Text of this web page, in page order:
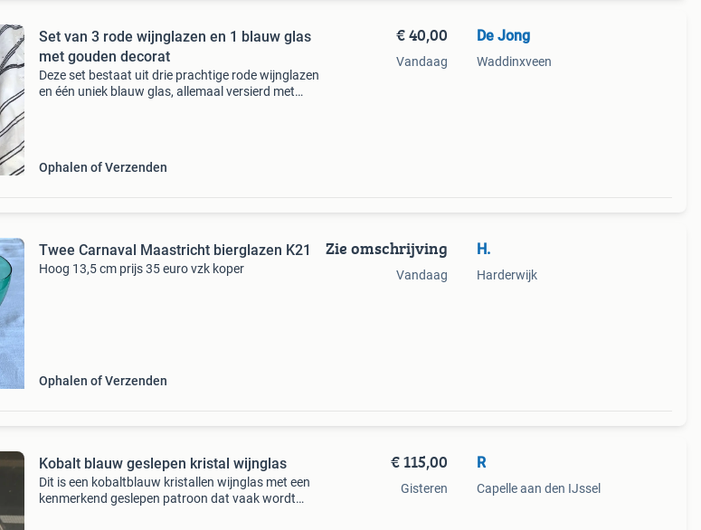
Set van 3 rode wijnglazen en 1 blauw glas
met gouden decorat
Deze set bestaat uit drie prachtige rode wijnglazen
en één uniek blauw glas, allemaal versierd met
Ophalen of Verzenden
€ 40,00
Vandaag
De Jong
Waddinxveen
Twee Carnaval Maastricht bierglazen K21
Hoog 13,5 cm prijs 35 euro vzk koper
Ophalen of Verzenden
Zie omschrijving
Vandaag
H.
Harderwijk
Kobalt blauw geslepen kristal wijnglas
Dit is een kobaltblauw kristallen wijnglas met een
kenmerkend geslepen patroon dat vaak wordt
€ 115,00
Gisteren
R
Capelle aan den IJssel